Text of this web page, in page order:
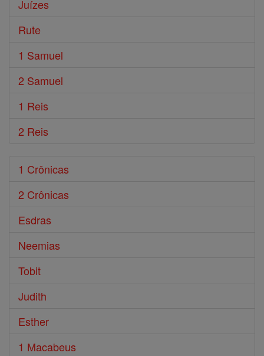
Juízes
Rute
1 Samuel
2 Samuel
1 Reis
2 Reis
1 Crônicas
2 Crônicas
Esdras
Neemias
Tobit
Judith
Esther
1 Macabeus